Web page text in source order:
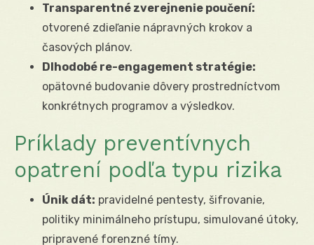
Transparentné zverejnenie poučení:
otvorené zdieľanie nápravných krokov a
časových plánov.
Dlhodobé re-engagement stratégie:
opätovné budovanie dôvery prostredníctvom
konkrétnych programov a výsledkov.
Príklady preventívnych
opatrení podľa typu rizika
Únik dát: pravidelné pentesty, šifrovanie,
politiky minimálneho prístupu, simulované útoky,
pripravené forenzné tímy.